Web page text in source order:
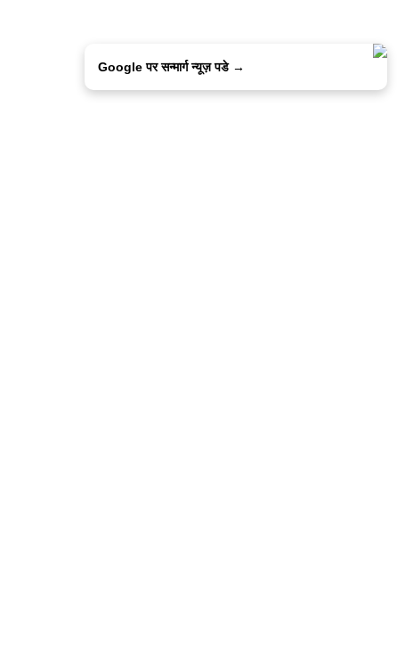
Google पर सन्मार्ग न्यूज़ पडे →